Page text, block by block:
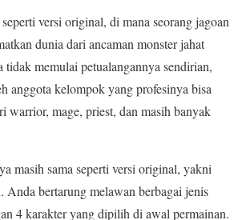
versi original, di mana seorang jagoan
dunia dari ancaman monster jahat
tidak memulai petualangannya sendirian,
anggota kelompok yang profesinya bisa
warrior, mage, priest, dan masih banyak
masih sama seperti versi original, yakni
Anda bertarung melawan berbagai jenis
4 karakter yang dipilih di awal permainan.